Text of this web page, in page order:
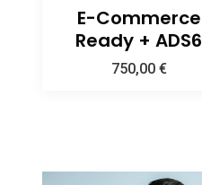
E-Commerce
Ready + ADS6
750,00 €